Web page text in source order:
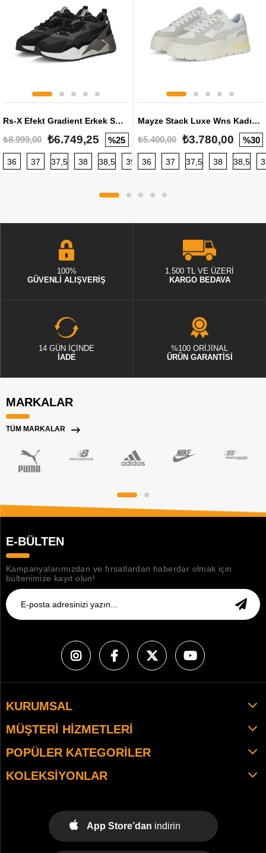
Rs-X Efekt Gradient Erkek Sneaker
₺8.999,00 ₺6.749,25 %25
36 37 37,5 38 38,5 39 40 40,5 41 42 42,5
Mayze Stack Luxe Wns Kadın Sneaker
₺5.400,00 ₺3.780,00 %30
36 37 37,5 38 38,5
100%
GÜVENLİ ALIŞVERİŞ
1.500 TL VE ÜZERİ
KARGO BEDAVA
14 GÜN İÇİNDE
İADE
%100 ORİJİNAL
ÜRÜN GARANTİSİ
MARKALAR
TÜM MARKALAR
E-BÜLTEN
Kampanyalarımızdan ve fırsatlardan haberdar olmak için
bültenimize kayıt olun!
KURUMSAL
MÜŞTERI HIZMETLERI
POPÜLER KATEGORILER
KOLEKSIYONLAR
App Store’dan indirin